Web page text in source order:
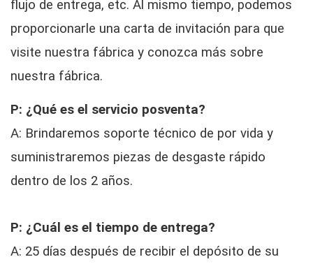
flujo de entrega, etc. Al mismo tiempo, podemos
proporcionarle una carta de invitación para que
visite nuestra fábrica y conozca más sobre
nuestra fábrica.
P: ¿Qué es el servicio posventa?
A: Brindaremos soporte técnico de por vida y
suministraremos piezas de desgaste rápido
dentro de los 2 años.
P: ¿Cuál es el tiempo de entrega?
A: 25 días después de recibir el depósito de su